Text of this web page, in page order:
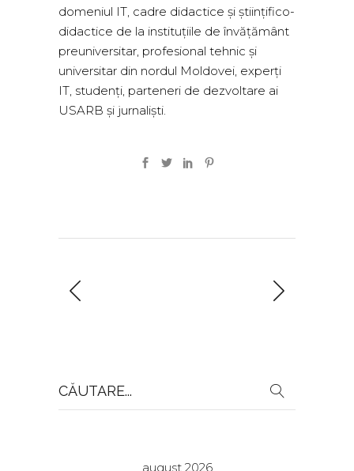
domeniul IT, cadre didactice și științifico-
didactice de la instituțiile de învățământ
preuniversitar, profesional tehnic și
universitar din nordul Moldovei, experți
IT, studenți, parteneri de dezvoltare ai
USARB și jurnaliști.
Search
for:
august 2026